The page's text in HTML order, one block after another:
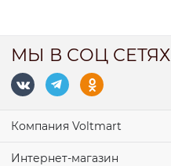
МЫ В СОЦ СЕТЯХ
Компания Voltmart
Интернет-магазин